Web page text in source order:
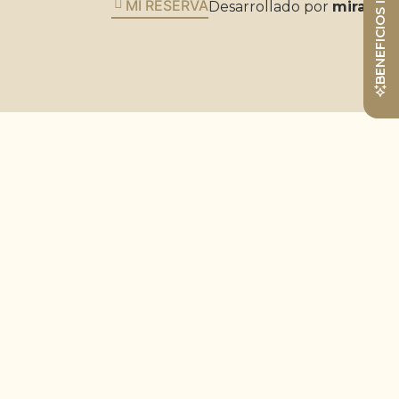
MI RESERVADesarrollado por mirai